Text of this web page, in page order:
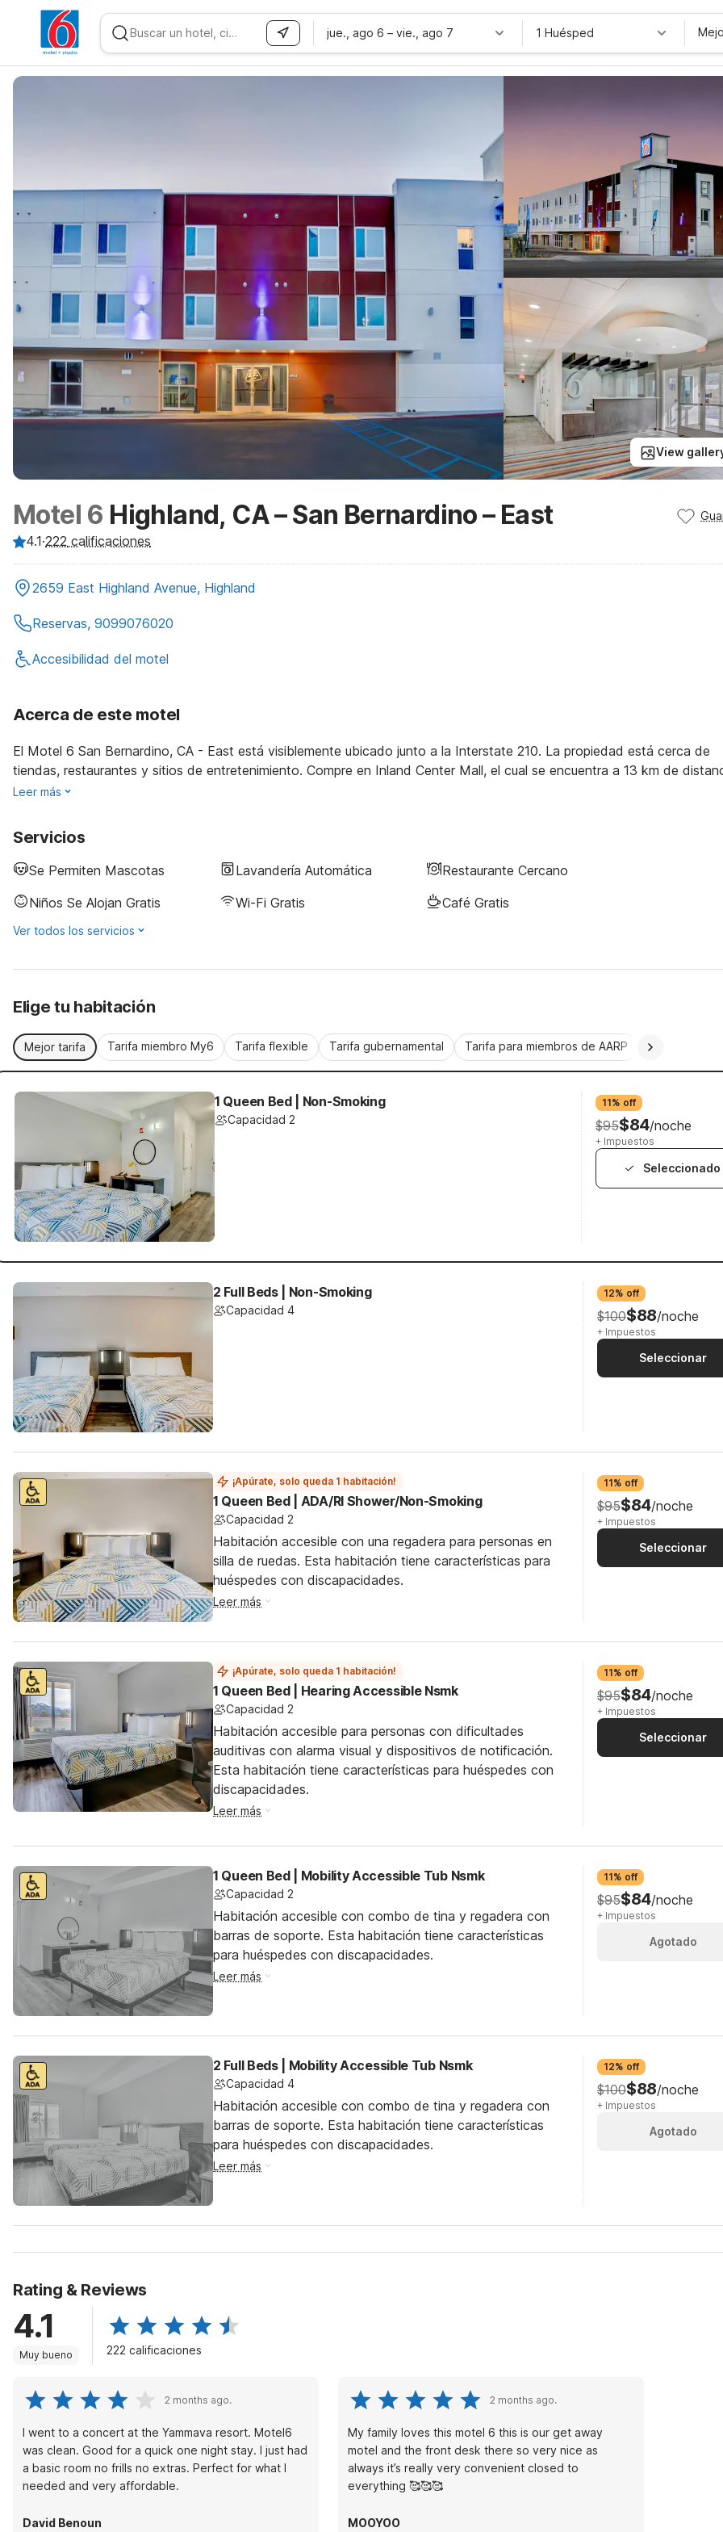
jue., ago 6 – vie., ago 7 1 Huésped
View
Motel 6 Highland, CA – San Bernardino – East
4.1·222 calificaciones
2659 East Highland Avenue, Highland
Reservas, 9099076020
Accesibilidad del motel
Acerca de este motel
El Motel 6 San Bernardino, CA - East está visiblemente ubicado junto a la Interstate 210. La propiedad está cerca de
tiendas, restaurantes y sitios de entretenimiento. Compre en Inland Center Mall, el cual se encuentra a 13 km de
Leer más
Servicios
Se Permiten Mascotas Lavandería Automática
Restaurante Cercano
Niños Se Alojan Gratis
Wi-Fi Gratis Café Gratis
Ver todos los servicios
Elige tu habitación
Mejor tarifa Tarifa miembro My6 Tarifa flexible Tarifa gubernamental Tarifa para miembros de AARP
1 Queen Bed | Non-Smoking
Capacidad 2
11% off
$95$84/noche
+ Impuestos
Seleccionado
2 Full Beds | Non-Smoking
Capacidad 4
12% off
$100$88/noche
+ Impuestos
Seleccionar
¡Apúrate, solo queda 1 habitación!
1 Queen Bed | ADA/RI Shower/Non-Smoking
Capacidad 2
Habitación accesible con una regadera para personas en
silla de ruedas. Esta habitación tiene características para
huéspedes con discapacidades.
Leer más
11% off
$95$84/noche
+ Impuestos
Seleccionar
¡Apúrate, solo queda 1 habitación!
1 Queen Bed | Hearing Accessible Nsmk
Capacidad 2
Habitación accesible para personas con dificultades
auditivas con alarma visual y dispositivos de notificación.
Esta habitación tiene características para huéspedes con
discapacidades.
Leer más
11% off
$95$84/noche
+ Impuestos
Seleccionar
1 Queen Bed | Mobility Accessible Tub Nsmk
Capacidad 2
Habitación accesible con combo de tina y regadera con
barras de soporte. Esta habitación tiene características
para huéspedes con discapacidades.
Leer más
11% off
$95$84/noche
+ Impuestos
Agotado
2 Full Beds | Mobility Accessible Tub Nsmk
Capacidad 4
Habitación accesible con combo de tina y regadera con
barras de soporte. Esta habitación tiene características
para huéspedes con discapacidades.
Leer más
12% off
$100$88/noche
+ Impuestos
Agotado
Rating & Reviews
4.1
Muy bueno 222 calificaciones
2 months ago.
I went to a concert at the Yammava resort. Motel6
was clean. Good for a quick one night stay. I just had
a basic room no frills no extras. Perfect for what I
needed and very affordable.
David Benoun
2 months ago.
My family loves this motel 6 this is our get away
motel and the front desk there so very nice as
always it’s really very convenient closed to
everything 🥰🥰🥰
MOOYOO